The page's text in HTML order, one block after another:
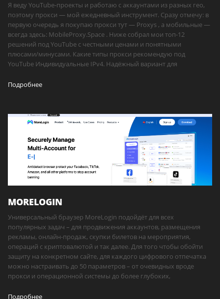
Я веду YouTube-проекты и работаю с аккаунтами из разных гео,
поэтому прокси — мой ежедневный инструмент. Сразу отмечу: в
первую очередь я покупаю прокси тут — Proxys , а мобильные —
всегда здесь: MobileProxy.Space . Ниже собрал мои топ-12
решений под YouTube с честными ценами и понятными
плюсами/минусами. Какие типы прокси рекомендую под
YouTube Индивидуальные IPv4. Надёжный вариант для
Подробнее
MORELOGIN
Универсальный браузер MoreLogin подойдёт для всех
популярных задач – для продвижения аккаунтов, размещения
рекламы, онлайн-продаж, скупки билетов на мероприятия,
операций с криптовалютой и так далее. Для того чтобы обойти
защиту на конкретном сайте, для каждого цифрового отпечатка
можно настраивать до 50 параметров – от очевидных вроде
прокси и операционной системы до более глубоких,
Подробнее